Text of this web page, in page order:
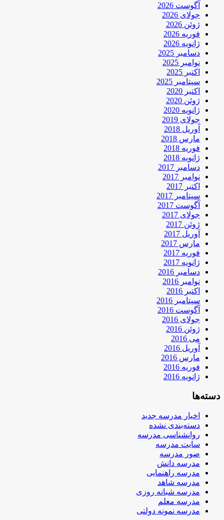
آگوست 2026
جولای 2026
ژوئن 2026
فوریه 2026
ژانویه 2026
دسامبر 2025
نوامبر 2025
اکتبر 2025
سپتامبر 2025
اکتبر 2020
ژوئن 2020
ژانویه 2020
جولای 2019
آوریل 2018
مارس 2018
فوریه 2018
ژانویه 2018
دسامبر 2017
نوامبر 2017
اکتبر 2017
سپتامبر 2017
آگوست 2017
جولای 2017
ژوئن 2017
آوریل 2017
مارس 2017
فوریه 2017
ژانویه 2017
دسامبر 2016
نوامبر 2016
اکتبر 2016
سپتامبر 2016
آگوست 2016
جولای 2016
ژوئن 2016
می 2016
آوریل 2016
مارس 2016
فوریه 2016
ژانویه 2016
دسته‌ها
اخبار مدرسه جدید
دسته‌بندی نشده
روانشناسی مدرسه
سایت مدرسه
صور مدرسه
مدرسه دانش
مدرسه راهنمایی
مدرسه شاهد
مدرسه شبانه روزی
مدرسه معلم
مدرسه نمونه دولتی